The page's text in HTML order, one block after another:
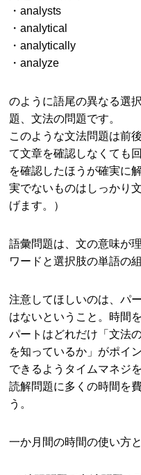
・analysts
・analytical
・analytically
・analyze
のように語尾の異なる選
題、文法の問題です。
このような文法問題は前
て文章を確認しなくても
を確認したほうが確実に
実でないものはしっかり
げます。）
語彙問題は、文の意味が
ワードと選択肢の単語の
注意してほしいのは、パ
はないということ。時間
パートはどれだけ「文法
を知っているか」がポイ
できるようタイムマネジ
読解問題に多くの時間を
う。
一か月間の時間の使い方と